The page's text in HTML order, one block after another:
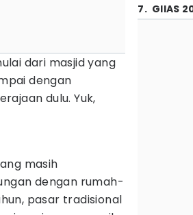
dari masjid yang
dengan
dulu. Yuk,
masih
dengan rumah-
pasar tradisional
7. GIIAS